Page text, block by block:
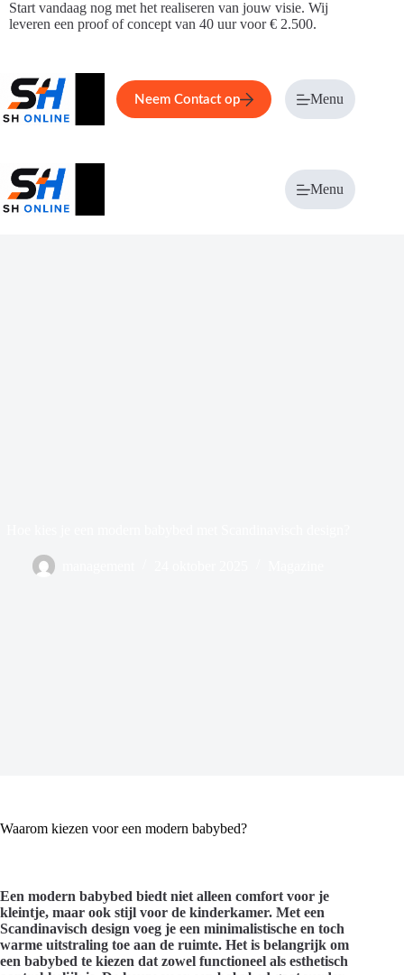
Ga
naar
Start vandaag nog met het realiseren van jouw visie. Wij
leveren een proof of concept van 40 uur voor € 2.500.
Home Service Over ons
Neem Contact op Menu
Menu
Waarom kiezen voor een modern babybed?
Een modern babybed biedt niet alleen comfort voor je
kleintje, maar ook stijl voor de kinderkamer. Met een
Scandinavisch design voeg je een minimalistische en toch
warme uitstraling toe aan de ruimte. Het is belangrijk om
een babybed te kiezen dat zowel functioneel als esthetisch